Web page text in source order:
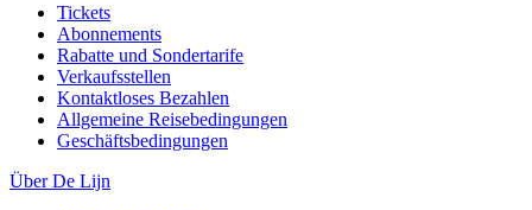
Tickets
Abonnements
Rabatte und Sondertarife
Verkaufsstellen
Kontaktloses Bezahlen
Allgemeine Reisebedingungen
Geschäftsbedingungen
Über De Lijn